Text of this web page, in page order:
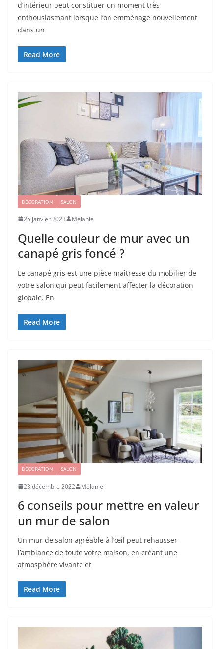
d’intérieur peut constituer un moment très
enthousiasmant lorsque l’on emménage nouvellement
dans un
Read More
DÉCORATION SALON
25 janvier 2023 Melanie
Quelle couleur de mur avec un
canapé gris foncé ?
Le canapé gris est une pièce maîtresse du mobilier de
votre salon qui peut facilement affecter la décoration
globale. En
Read More
DÉCORATION SALON
23 décembre 2022 Melanie
6 conseils pour mettre en valeur
un mur de salon
Un mur de salon agréable à l’œil peut rehausser
l’ambiance de toute votre maison, en créant une
atmosphère vivante et
Read More